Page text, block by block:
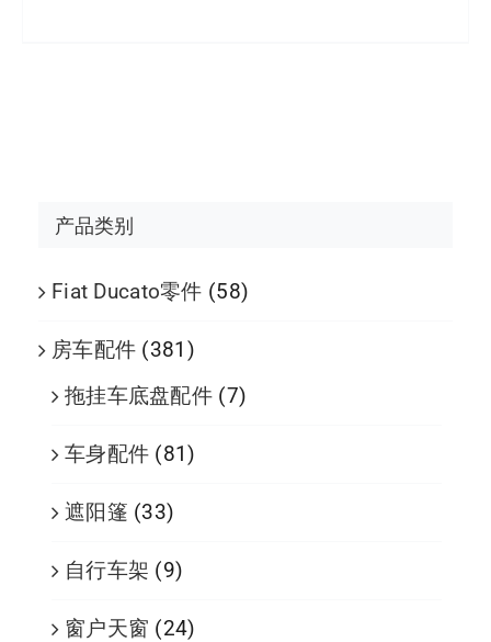
产品类别
Fiat Ducato零件 (58)
房车配件 (381)
拖挂车底盘配件 (7)
车身配件 (81)
遮阳篷 (33)
自行车架 (9)
窗户天窗 (24)